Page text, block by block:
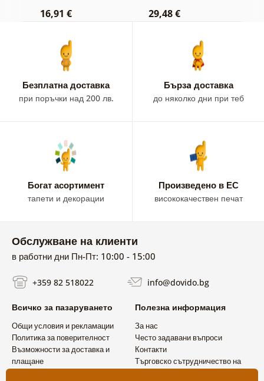
16,91 € 29,48 €
Безплатна доставка
при поръчки над 200 лв.
Бързa доставка
до няколко дни при теб
Богат асортимент
тапети и декорации
Произведено в ЕС
висококачествен печат
Обслужване на клиенти
в работни дни Пн-Пт: 10:00 - 15:00
+359 82 518022 info@dovido.bg
Всичко за пазаруването
Общи условия и рекламации
Политика за поверителност
Възможности за доставка и
плащане
Полезна информация
За нас
Често задавани въпроси
Контакти
Търговско сътрудничество на